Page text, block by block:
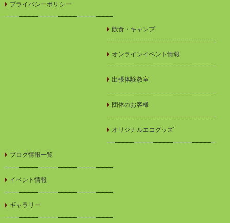
プライバシーポリシー
飲食・キャンプ
オンラインイベント情報
出張体験教室
団体のお客様
オリジナルエコグッズ
ブログ情報一覧
イベント情報
ギャラリー